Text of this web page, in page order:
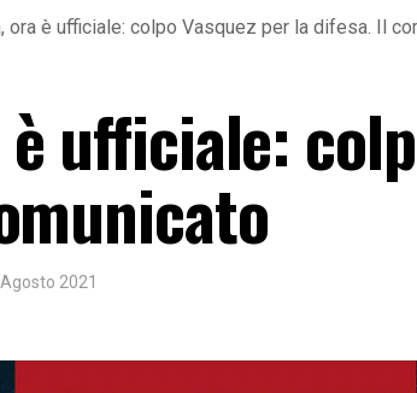
ora è ufficiale: colpo Vasquez per la difesa. Il
è ufficiale:
2021